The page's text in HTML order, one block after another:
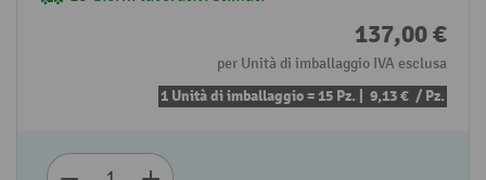
137,00 €
per Unità di imballaggio IVA esclusa
1 Unità di imballaggio = 15 Pz. | 9,13 € / Pz.